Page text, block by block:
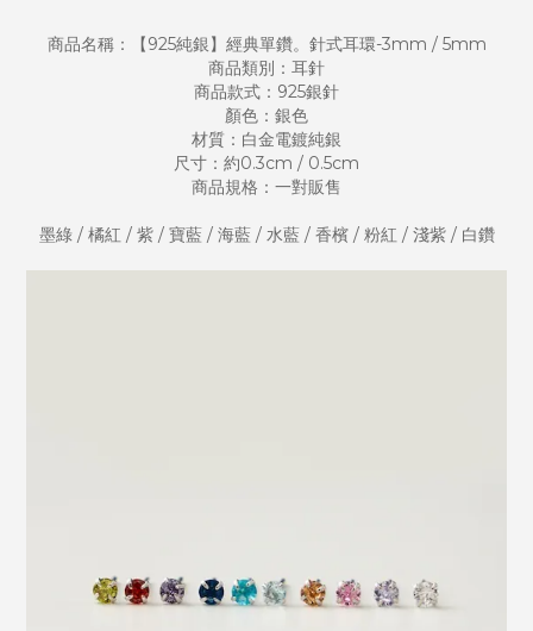
商品名稱：【925純銀】經典單鑽。針式耳環-3mm / 5mm
商品類別：耳針
商品款式：925銀針
顏色：銀色
材質：白金電鍍純銀
尺寸：約0.3cm / 0.5cm
商品規格：一對販售
墨綠 / 橘紅 / 紫 / 寶藍 / 海藍 / 水藍 / 香檳 / 粉紅 / 淺紫 / 白鑽